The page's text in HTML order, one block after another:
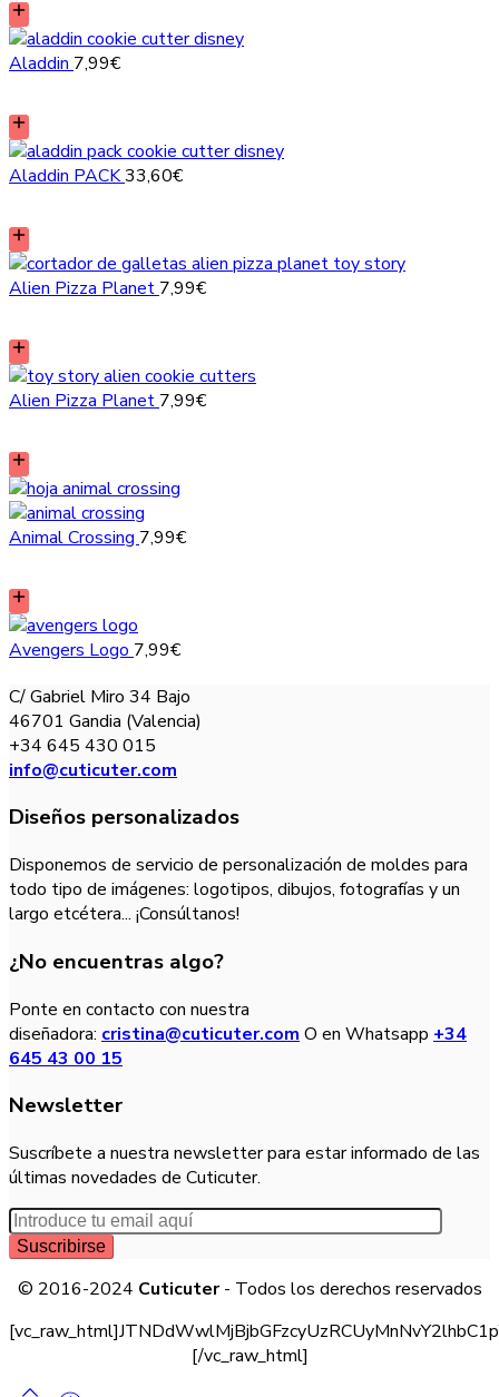
Aladdin 7,99€
Aladdin PACK33,60€
Alien Pizza Planet 7,99€
Alien Pizza Planet 7,99€
Animal Crossing 7,99€
Avengers Logo 7,99€
C/ Gabriel Miro 34 Bajo
46701 Gandia (Valencia)
+34 645 430 015
info@cuticuter.com
Diseños personalizados
Disponemos de servicio de personalización de moldes para
todo tipo de imágenes: logotipos, dibujos, fotografías y un
largo etcétera... ¡Consúltanos!
¿No encuentras algo?
Ponte en contacto con nuestra
diseñadora: cristina@cuticuter.com O en Whatsapp +34
645 43 00 15
Newsletter
Suscríbete a nuestra newsletter para estar informado de las
últimas novedades de Cuticuter.
© 2016-2024 Cuticuter- Todos los derechos reservados
[/vc_raw_html]